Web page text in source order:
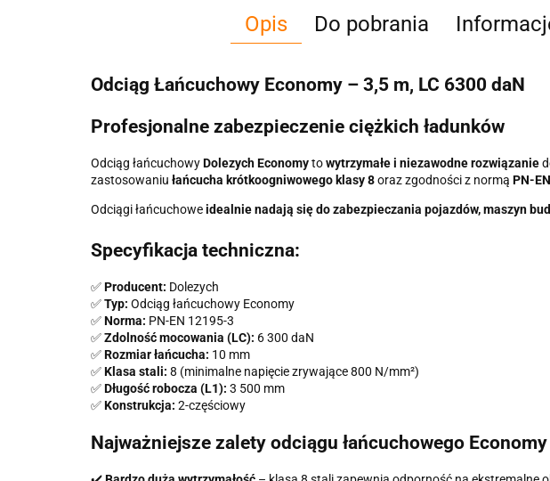
Opis Do pobrania
Odciąg Łańcuchowy Economy – 3,5 m, LC 6300 daN
Profesjonalne zabezpieczenie ciężkich ładunków
Odciąg łańcuchowyDolezych Economytowytrzymałe i niezawodne rozwiązanie
zastosowaniu łańcucha krótkoogniwowego klasy 8oraz zgodności z normą PN-
Odciągi łańcuchoweidealnie nadają się do zabezpieczania pojazdów, maszyn
Specyfikacja techniczna:
✅Producent: Dolezych
✅Typ: Odciąg łańcuchowy Economy
✅Norma: PN-EN 12195-3
✅Zdolność mocowania (LC): 6 300 daN
✅Rozmiar łańcucha: 10 mm
✅Klasa stali: 8 (minimalne napięcie zrywające 800 N/mm²)
✅Długość robocza (L1): 3 500 mm
✅Konstrukcja: 2-częściowy
Najważniejsze zalety odciągu łańcuchowego Economy